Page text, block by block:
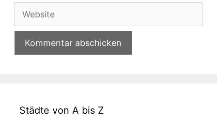
Adresse
Website
Städte von A bis Z